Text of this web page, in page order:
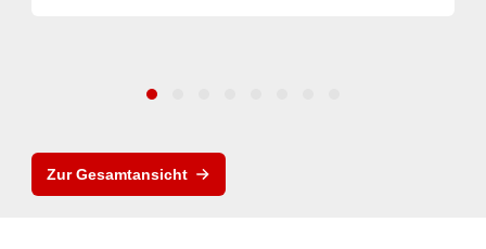
Zur Gesamtansicht